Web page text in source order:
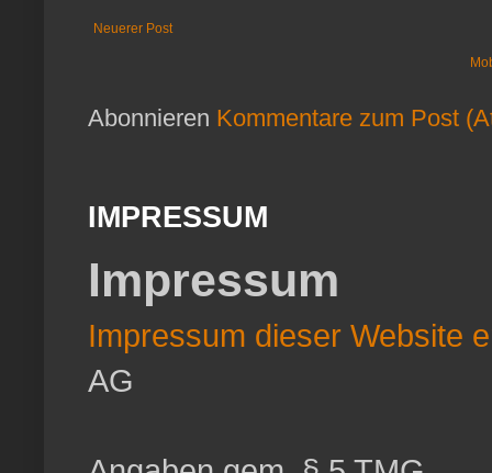
Neuerer Post
Abonnieren Kommentare zum Post
IMPRESSUM
Impressum
Impressum dieser Website
AG